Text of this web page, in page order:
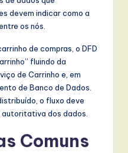
devem indicar como a
os nós.
de compras, o DFD
fluindo da
de Carrinho e, em
de Banco de Dados.
o fluxo deve
dos dados.
Comuns